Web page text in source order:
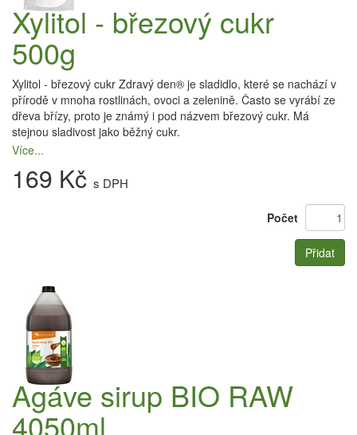
Xylitol - březový cukr
500g
Xylitol - březový cukr Zdravý den® je sladidlo, které se nachází v
přírodě v mnoha rostlinách, ovoci a zelenině. Často se vyrábí ze
dřeva břízy, proto je známý i pod názvem březový cukr. Má
stejnou sladivost jako běžný cukr.
Více...
169 Kč s DPH
Počet
Přidat
Agáve sirup BIO RAW
4050ml